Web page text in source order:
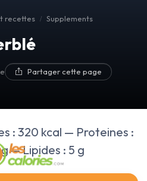
recettes Supplements
Partager cette page
: 320 kcal — Proteines :
— Lipides : 5 g